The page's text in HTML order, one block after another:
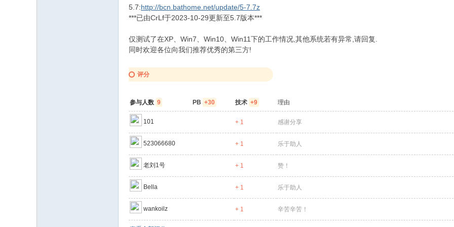
5.7:http://bcn.bathome.net/update/5-7.7z
***已由CrLf于2023-10-29更新至5.7版本***
仅测试了在XP、Win7、Win10、Win11下的工作情况,其他系统若有异常,请回复.
同时欢迎各位向我们推荐优秀的第三方!
评分
参与人数 9 PB +30 技术 +9 理由
101 + 1 感谢分享
523066680 + 1 乐于助人
老刘1号 + 1 赞！
Bella + 1 乐于助人
wankoilz + 1 辛苦辛苦！